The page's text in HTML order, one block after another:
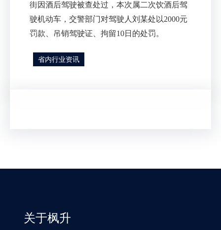
街因酒后驾驶被查处过，本次属二次饮酒后驾
驶机动车，交警部门对驾驶人刘某处以2000元
罚款、吊销驾驶证、拘留10日的处罚。
省内行业资讯
关于枫升